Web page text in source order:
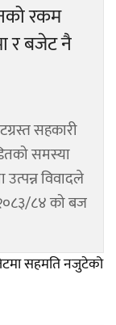
रकम
र बजेट नै
सहकारी
समस्या
विवादले
८४ को बज
सहमति नजुटेको